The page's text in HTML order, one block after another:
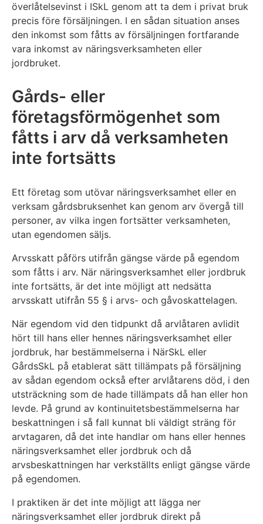
överlåtelsevinst i ISkL genom att ta dem i privat bruk
precis före försäljningen. I en sådan situation anses
den inkomst som fåtts av försäljningen fortfarande
vara inkomst av näringsverksamheten eller
jordbruket.
Gårds- eller
företagsförmögenhet som
fåtts i arv då verksamheten
inte fortsätts
Ett företag som utövar näringsverksamhet eller en
verksam gårdsbruksenhet kan genom arv övergå till
personer, av vilka ingen fortsätter verksamheten,
utan egendomen säljs.
Arvsskatt påförs utifrån gängse värde på egendom
som fåtts i arv. När näringsverksamhet eller jordbruk
inte fortsätts, är det inte möjligt att nedsätta
arvsskatt utifrån 55 § i arvs- och gåvoskattelagen.
När egendom vid den tidpunkt då arvlåtaren avlidit
hört till hans eller hennes näringsverksamhet eller
jordbruk, har bestämmelserna i NärSkL eller
GårdsSkL på etablerat sätt tillämpats på försäljning
av sådan egendom också efter arvlåtarens död, i den
utsträckning som de hade tillämpats då han eller hon
levde. På grund av kontinuitetsbestämmelserna har
beskattningen i så fall kunnat bli väldigt sträng för
arvtagaren, då det inte handlar om hans eller hennes
näringsverksamhet eller jordbruk och då
arvsbeskattningen har verkställts enligt gängse värde
på egendomen.
I praktiken är det inte möjligt att lägga ner
näringsverksamhet eller jordbruk direkt på